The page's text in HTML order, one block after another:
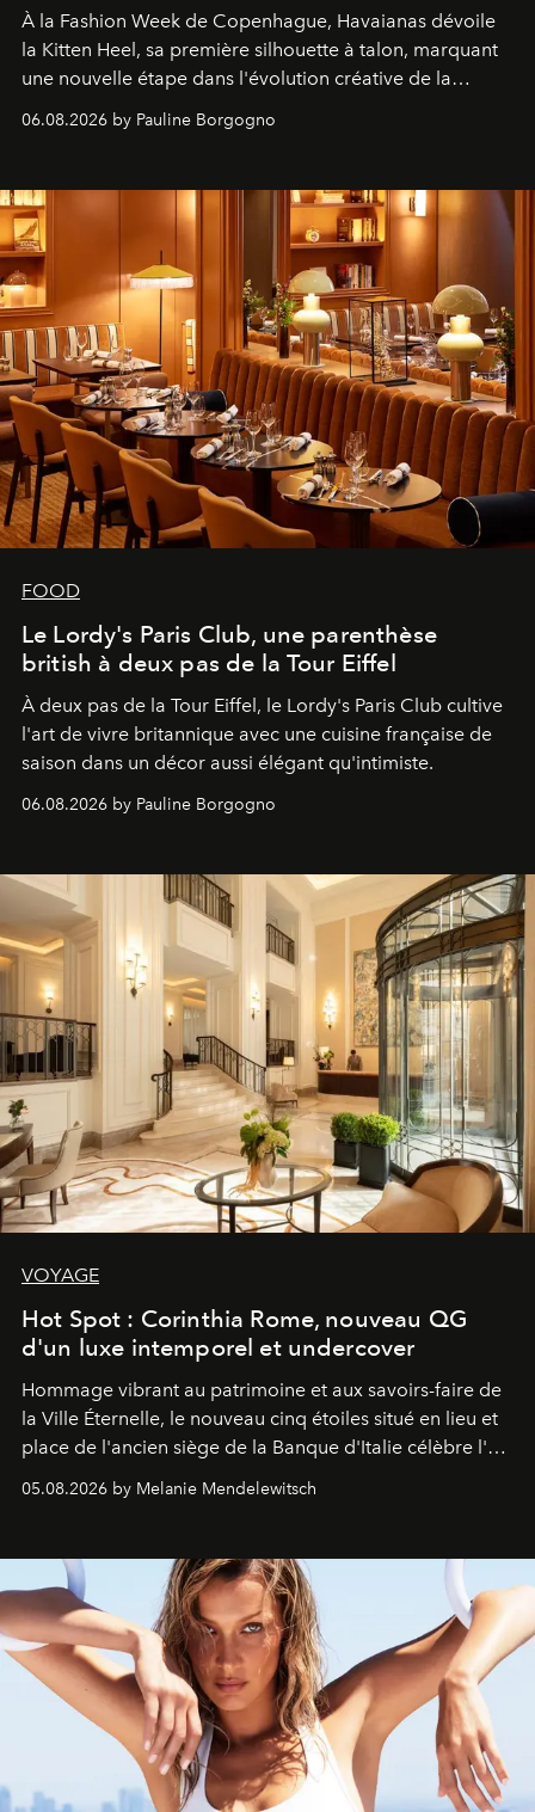
À la Fashion Week de Copenhague, Havaianas dévoile
la Kitten Heel, sa première silhouette à talon, marquant
une nouvelle étape dans l'évolution créative de la
06.08.2026 by Pauline Borgogno
FOOD
Le Lordy's Paris Club, une parenthèse
british à deux pas de la Tour Eiffel
À deux pas de la Tour Eiffel, le Lordy's Paris Club cultive
l'art de vivre britannique avec une cuisine française de
saison dans un décor aussi élégant qu'intimiste.
06.08.2026 by Pauline Borgogno
VOYAGE
Hot Spot : Corinthia Rome, nouveau QG
d'un luxe intemporel et undercover
Hommage vibrant au patrimoine et aux savoirs-faire de
la Ville Éternelle, le nouveau cinq étoiles situé en lieu et
place de l'ancien siège de la Banque d'Italie célèbre l'art
de vivre Romain dans toute son élégance intemporelle.
05.08.2026 by Melanie Mendelewitsch